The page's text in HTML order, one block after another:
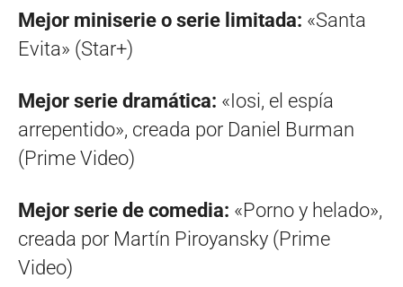
Mejor miniserie o serie limitada: «Santa
Evita» (Star+)
Mejor serie dramática: «Iosi, el espía
arrepentido», creada por Daniel Burman
(Prime Video)
Mejor serie de comedia: «Porno y helado»,
creada por Martín Piroyansky (Prime
Video)